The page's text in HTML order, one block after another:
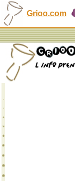
Grioo.com